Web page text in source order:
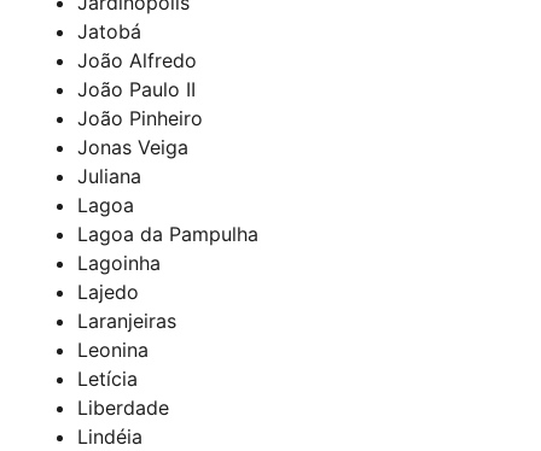
Jatobá
João Alfredo
João Paulo II
João Pinheiro
Jonas Veiga
Juliana
Lagoa
Lagoa da Pampulha
Lagoinha
Lajedo
Laranjeiras
Leonina
Letícia
Liberdade
Lindéia